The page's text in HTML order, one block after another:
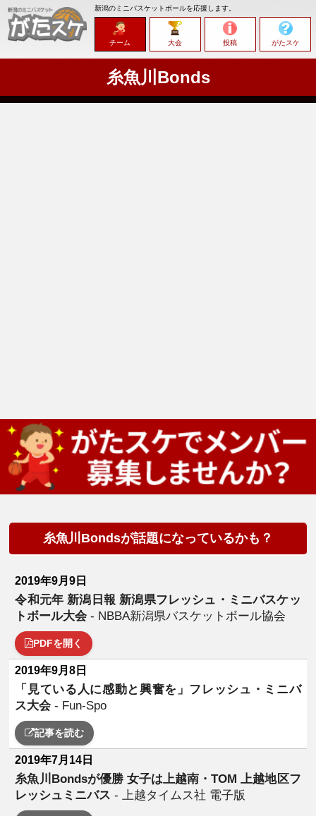
新潟のミニバスケットボールを応援します。
チーム 大会 投稿 がたスケ
糸魚川Bonds
糸魚川Bondsが話題になっているかも？
2019年9月9日
令和元年 新潟日報 新潟県フレッシュ・ミニバスケッ
トボール大会- NBBA新潟県バスケットボール協会
PDFを開く
2019年9月8日
「見ている人に感動と興奮を」フレッシュ・ミニバ
ス大会- Fun-Spo
記事を読む
2019年7月14日
糸魚川Bondsが優勝 女子は上越南・TOM 上越地区フ
レッシュミニバス- 上越タイムス社 電子版